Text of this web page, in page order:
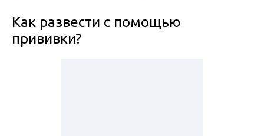
Как развести с помощью
прививки?